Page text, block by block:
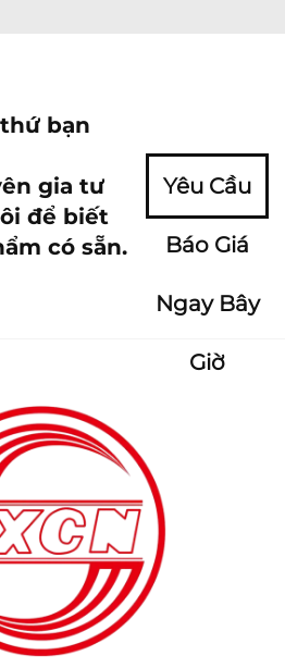
bạn
gia tư
để biết
có sẵn.
Yêu Cầu
Báo Giá
Ngay Bây
Giờ